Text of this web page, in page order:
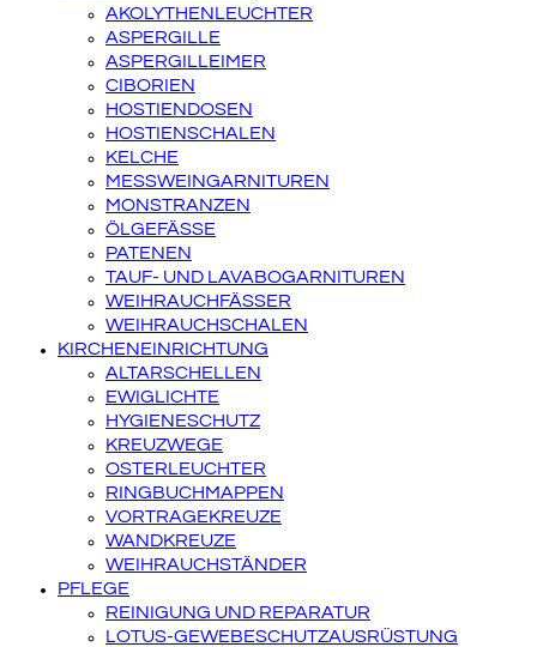
AKOLYTHENLEUCHTER
ASPERGILLE
ASPERGILLEIMER
CIBORIEN
HOSTIENDOSEN
HOSTIENSCHALEN
KELCHE
MESSWEINGARNITUREN
MONSTRANZEN
ÖLGEFÄSSE
PATENEN
TAUF- UND LAVABOGARNITUREN
WEIHRAUCHFÄSSER
WEIHRAUCHSCHALEN
KIRCHENEINRICHTUNG
ALTARSCHELLEN
EWIGLICHTE
HYGIENESCHUTZ
KREUZWEGE
OSTERLEUCHTER
RINGBUCHMAPPEN
VORTRAGEKREUZE
WANDKREUZE
WEIHRAUCHSTÄNDER
PFLEGE
REINIGUNG UND REPARATUR
LOTUS-GEWEBESCHUTZAUSRÜSTUNG